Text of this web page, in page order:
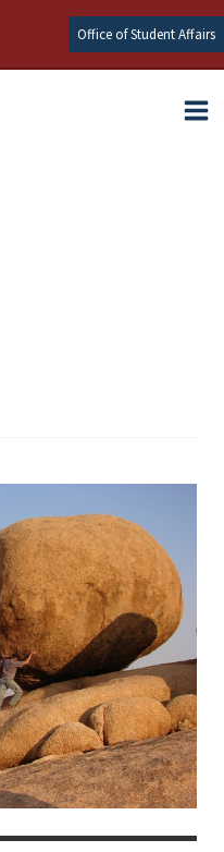
Office of Student Affairs